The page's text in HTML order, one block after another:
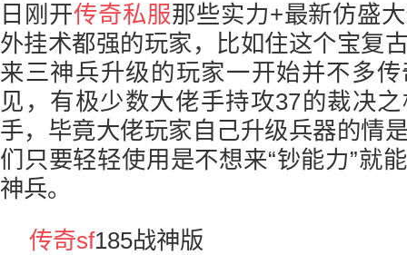
日刚开传奇私服那些实力+最新仿盛大
外挂术都强的玩家，比如住这个宝复
来三神兵升级的玩家一开始并不多
见，有极少数大佬手持攻37的裁决
手，毕竟大佬玩家自己升级兵器的情
们只要轻轻使用是不想来“钞能力”就
神兵。
传奇sf185战神版